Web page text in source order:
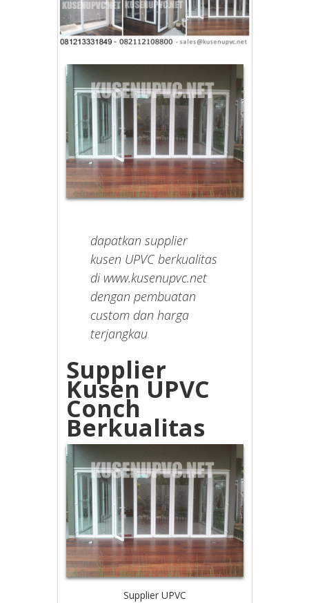
dapatkan supplier
kusen UPVC berkualitas
di www.kusenupvc.net
dengan pembuatan
custom dan harga
terjangkau
Supplier
Kusen UPVC
Conch
Berkualitas
Supplier UPVC